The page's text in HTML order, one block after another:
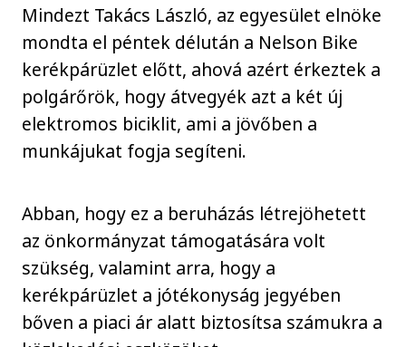
Mindezt Takács László, az egyesület elnöke
mondta el péntek délután a Nelson Bike
kerékpárüzlet előtt, ahová azért érkeztek a
polgárőrök, hogy átvegyék azt a két új
elektromos biciklit, ami a jövőben a
munkájukat fogja segíteni.
Abban, hogy ez a beruházás létrejöhetett
az önkormányzat támogatására volt
szükség, valamint arra, hogy a
kerékpárüzlet a jótékonyság jegyében
bőven a piaci ár alatt biztosítsa számukra a